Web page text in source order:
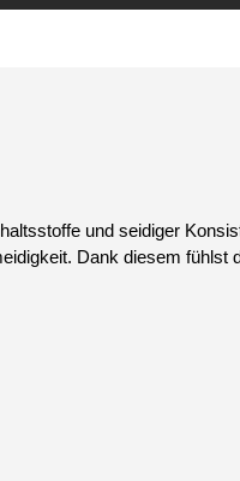
und seidiger
Dank diesem fühlst